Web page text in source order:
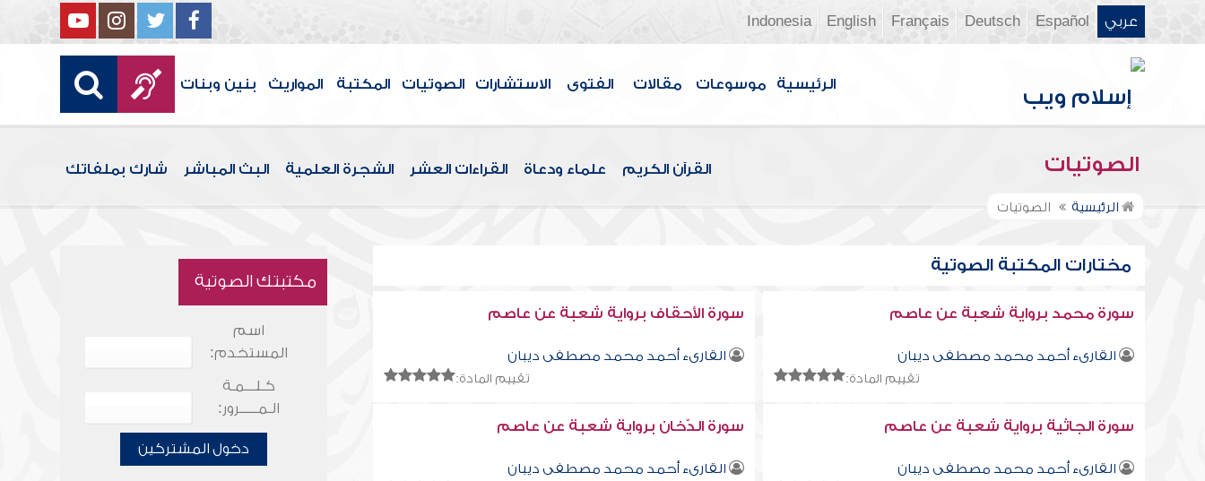
عربي Español
Deutsch
Français
English
Indonesia
الرئيسية موسوعات مقالات الفتوى الاستشارات الصوتيات المكتبة المواريث بنين وبنات
الصوتيات القرآن الكريم علماء ودعاة القراءات العشر الشجرة العلمية البث المباشر شارك بملفاتك
الرئيسية الصوتيات
مختارات المكتبة الصوتية
سورة محمد برواية شعبة عن عاصم
القارىء أحمد محمد مصطفى ديبان
تقييم المادة:
سورة الأحقاف برواية شعبة عن عاصم
القارىء أحمد محمد مصطفى ديبان
تقييم المادة:
سورة الجاثية برواية شعبة عن عاصم
القارىء أحمد محمد مصطفى ديبان
سورة الدّخان برواية شعبة عن عاصم
القارىء أحمد محمد مصطفى ديبان
مكتبتك الصوتية
اسم
المستخدم:
كـلـــمـة
الـمـــــرور:
دخول المشتركين